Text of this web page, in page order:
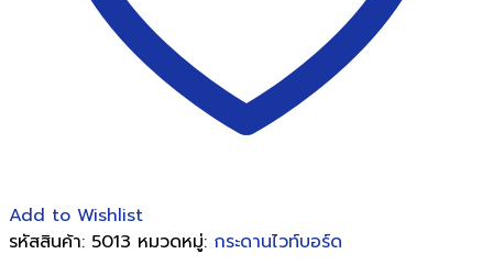
Add to Wishlist
รหัสสินค้า: 5013 หมวดหมู่: กระดานไวท์บอร์ด